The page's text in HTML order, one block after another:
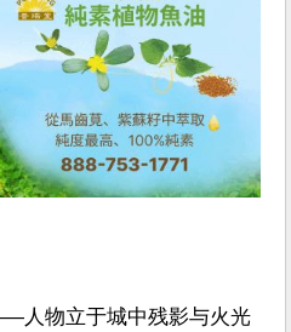
人物立于城中残影与火光